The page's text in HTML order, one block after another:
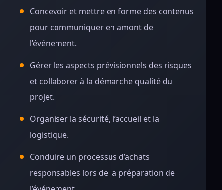
Concevoir et mettre en forme des contenus
pour communiquer en amont de
l’événement.
Gérer les aspects prévisionnels des risques
et collaborer à la démarche qualité du
projet.
Organiser la sécurité, l’accueil et la
logistique.
Conduire un processus d’achats
responsables lors de la préparation de